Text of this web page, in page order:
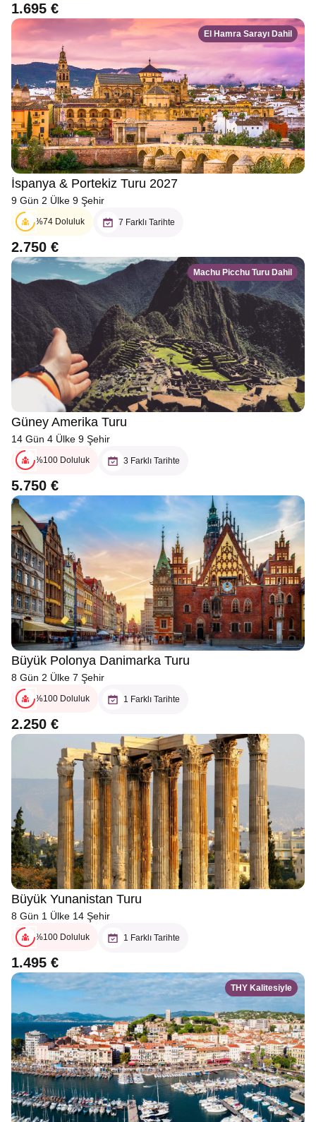
1.695 €
El Hamra Sarayı Dahil
İspanya & Portekiz Turu 2027
9 Gün 2 Ülke 9 Şehir
%74 Doluluk 7 Farklı Tarihte
2.750 €
Machu Picchu Turu Dahil
Güney Amerika Turu
14 Gün 4 Ülke 9 Şehir
%100 Doluluk 3 Farklı Tarihte
5.750 €
Büyük Polonya Danimarka Turu
8 Gün 2 Ülke 7 Şehir
%100 Doluluk 1 Farklı Tarihte
2.250 €
Büyük Yunanistan Turu
8 Gün 1 Ülke 14 Şehir
%100 Doluluk 1 Farklı Tarihte
1.495 €
THY Kalitesiyle